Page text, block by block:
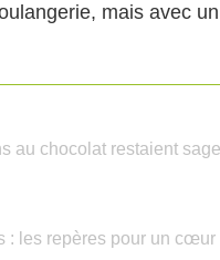
mais avec
au chocolat restaient
: les repères pour un cœur